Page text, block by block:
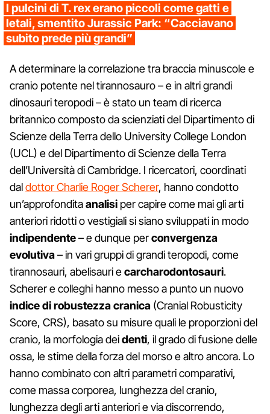
I pulcini di T. rex erano piccoli come gatti e
letali, smentito Jurassic Park: “Cacciavano
subito prede più grandi”
A determinare la correlazione tra braccia minuscole e
cranio potente nel tirannosauro – e in altri grandi
dinosauri teropodi – è stato un team di ricerca
britannico composto da scienziati del Dipartimento di
Scienze della Terra dello University College London
(UCL) e del Dipartimento di Scienze della Terra
dell’Università di Cambridge. I ricercatori, coordinati
daldottor Charlie Roger Scherer, hanno condotto
un’approfonditaanalisi per capire come mai gli arti
anteriori ridotti o vestigiali si siano sviluppati in modo
indipendente– e dunque perconvergenza
evolutiva– in vari gruppi di grandi teropodi, come
tirannosauri, abelisauri ecarcharodontosauri.
Scherer e colleghi hanno messo a punto un nuovo
indice di robustezza cranica (Cranial Robusticity
Score, CRS), basato su misure quali le proporzioni del
cranio, la morfologia deidenti, il grado di fusione delle
ossa, le stime della forza del morso e altro ancora. Lo
hanno combinato con altri parametri comparativi,
come massa corporea, lunghezza del cranio,
lunghezza degli arti anteriori e via discorrendo,